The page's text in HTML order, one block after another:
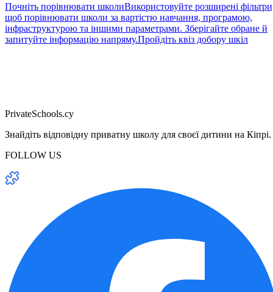
Почніть порівнювати школиВикористовуйте розширені
щоб порівнювати школи за вартістю навчання, програмою,
інфраструктурою та іншими параметрами. Зберігайте обране й
запитуйте інформацію напряму.Пройдіть квіз добору шкіл
PrivateSchools.cy
Знайдіть відповідну приватну школу для своєї дитини на Кіпрі.
FOLLOW US